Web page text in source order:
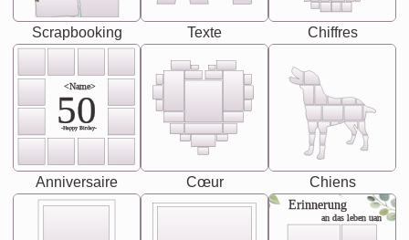
Scrapbooking Texte Chiffres
<Name>
50
-Happy Birday-
Anniversaire Cœur Chiens
Erinnerung
an das leben uan